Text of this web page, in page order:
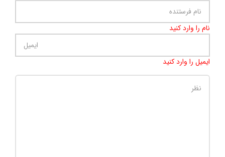
نام را وارد کنید
ایمیل را وارد کنید